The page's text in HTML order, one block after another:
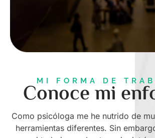
MI FORMA DE
Conoce mi
Como psicóloga me he nutrido de
herramientas diferentes. Sin